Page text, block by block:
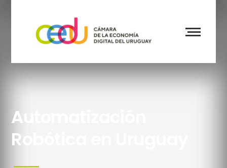
Automatización
Robótica en Uruguay